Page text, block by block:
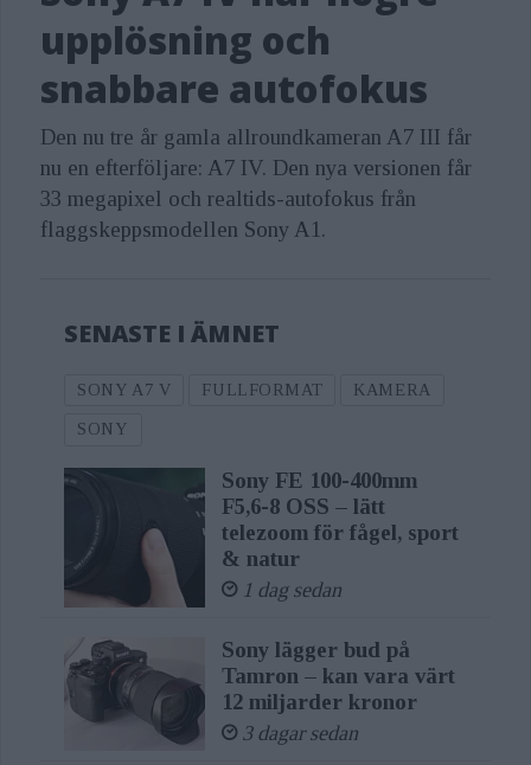
Real-time Tracking[3], speed, stable
color accuracy, still capture, and video
versatility.
Additionally, Sony launches the FE 28-
70mm f/3.5-5.6 OSS II, a full-frame
compatible, compact and lightweight
Alpha 7 V’s high-speed continuous
“The Alpha 7 V resets expectations on
what an all-around Full-frame camera
can achieve,” said Yann Salmon-
Legagneur, Head of Marketing, Sony
Imaging, Products and Solutions, Sony
intelligence, color science, and system
responsiveness, we’re enriching our
expanding lineup with a powerful new
upplösning och
snabbare autofokus
Den nu tre år gamla allroundkameran A7 III får
nu en efterföljare: A7 IV. Den nya versionen får
33 megapixel och realtids-autofokus från
flaggskeppsmodellen Sony A1.
SENASTE I ÄMNET
SONY A7 V FULLFORMAT KAMERA
SONY
Sony FE 100-400mm
F5,6-8 OSS – lätt
telezoom för fågel, sport
& natur
1 dag sedan
Sony lägger bud på
Tamron – kan vara värt
12 miljarder kronor
3 dagar sedan